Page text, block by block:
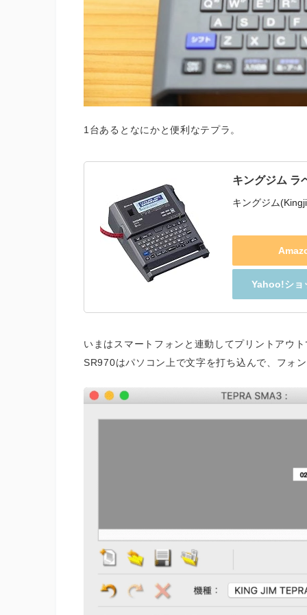
1台あるとなにかと便利なテプラ。
キングジム ラ
キングジム
Yahoo!ショ
いまはスマートフォンと連動してプリントアウ
SR970はパソコン上で文字を打ち込んで、フォ